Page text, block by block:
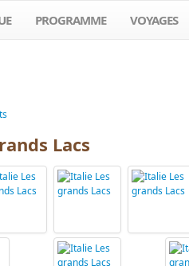
PROGRAMME VOYAGES
Lacs